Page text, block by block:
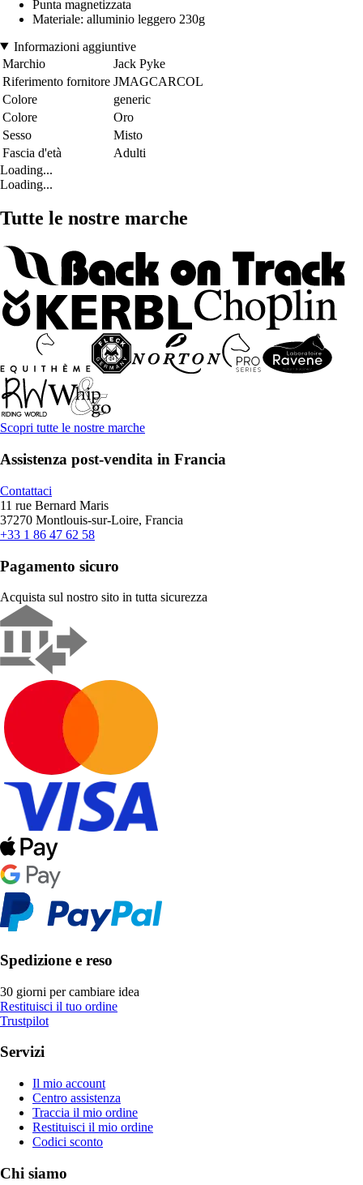
Punta magnetizzata
Materiale: alluminio leggero 230g
Informazioni aggiuntive
Marchio
Jack Pyke
Riferimento fornitore JMAGCARCOL
Colore
generic
Colore
Oro
Sesso
Misto
Fascia d'età
Adulti
Loading...
Loading...
Tutte le nostre marche
Scopri tutte le nostre marche
Assistenza post-vendita in Francia
Contattaci
11 rue Bernard Maris
37270 Montlouis-sur-Loire, Francia
+33 1 86 47 62 58
Pagamento sicuro
Acquista sul nostro sito in tutta sicurezza
Spedizione e reso
30 giorni per cambiare idea
Restituisci il tuo ordine
Trustpilot
Servizi
Il mio account
Centro assistenza
Traccia il mio ordine
Restituisci il mio ordine
Codici sconto
Chi siamo